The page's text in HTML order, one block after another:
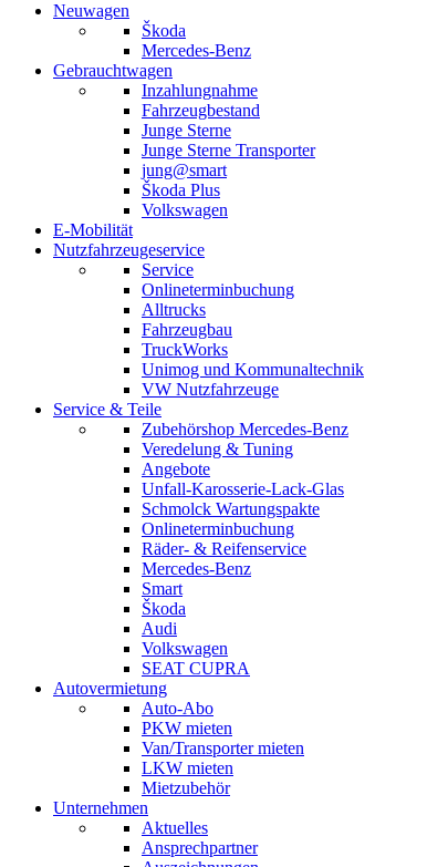
Neuwagen
Škoda
Mercedes-Benz
Gebrauchtwagen
Inzahlungnahme
Fahrzeugbestand
Junge Sterne
Junge Sterne Transporter
jung@smart
Škoda Plus
Volkswagen
E-Mobilität
Nutzfahrzeugeservice
Service
Onlineterminbuchung
Alltrucks
Fahrzeugbau
TruckWorks
Unimog und Kommunaltechnik
VW Nutzfahrzeuge
Service & Teile
Zubehörshop Mercedes-Benz
Veredelung & Tuning
Angebote
Unfall-Karosserie-Lack-Glas
Schmolck Wartungspakte
Onlineterminbuchung
Räder- & Reifenservice
Mercedes-Benz
Smart
Škoda
Audi
Volkswagen
SEAT CUPRA
Autovermietung
Auto-Abo
PKW mieten
Van/Transporter mieten
LKW mieten
Mietzubehör
Unternehmen
Aktuelles
Ansprechpartner